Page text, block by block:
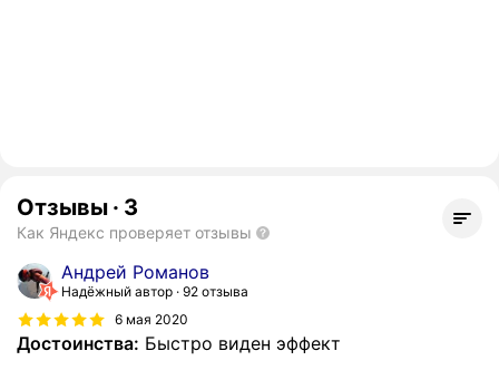
Отзывы · 3
Как Яндекс проверяет отзывы
Андрей Романов
Надёжный автор 92 отзыва
6 мая 2020
Достоинства: Быстро виден эффект